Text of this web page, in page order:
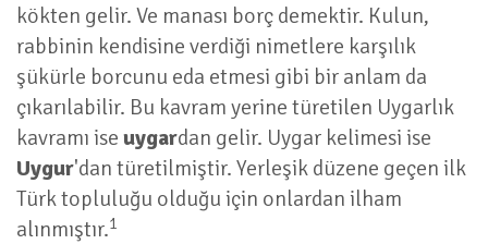
kökten gelir. Ve manası borç demektir. Kulun,
rabbinin kendisine verdiği nimetlere karşılık
şükürle borcunu eda etmesi gibi bir anlam da
çıkarılabilir. Bu kavram yerine türetilen Uygarlık
kavramı ise uygardan gelir. Uygar kelimesi ise
Uygur'dan türetilmiştir. Yerleşik düzene geçen ilk
Türk topluluğu olduğu için onlardan ilham
alınmıştır.1